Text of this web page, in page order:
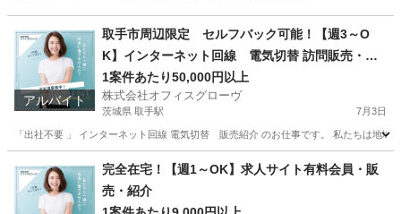
アルバイト
取手市周辺限定 セルフバック可能！【週3～O
K】インターネット回線 電気切替 訪問販売・紹
介
1案件あたり50,000円以上
株式会社オフィスグローヴ
茨城県 取手駅 7月3日
「出社不要 」 インターネット回線 電気切替 販売紹介 のお仕事です。 私たちは地
取手駅 営業 セルフ
完全在宅！【週1～OK】求人サイト有料会員・販
売・紹介